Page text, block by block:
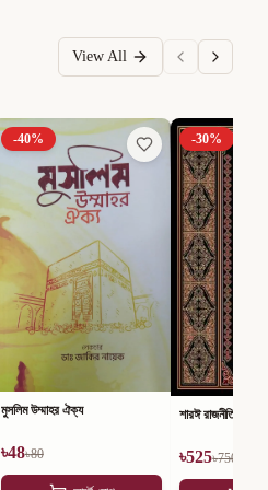
View All
-40%
মুসলিম উম্মাহর ঐক্য
৳48৳80
-30%
শারঈ রাজনীতি
৳525৳750